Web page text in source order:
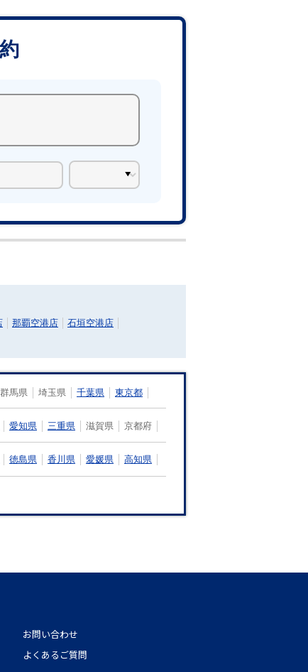
那覇空港店
石垣空港店
群馬県 埼玉県 千葉県 東京都
愛知県 三重県 滋賀県 京都府
徳島県 香川県 愛媛県 高知県
お問い合わせ
よくあるご質問